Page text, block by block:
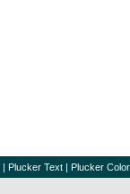
| Plucker Text | Plucker Color